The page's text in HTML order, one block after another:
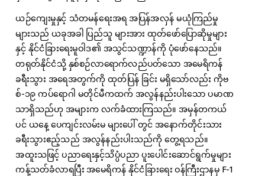
ယဉ်ကျေးမှုနှင့် သံတမန်ရေးအရ အပြန်အလှန် မယုံကြည်မှု
များသည် ယခုအခါ ပြည်သူ များအား ထုတ်ဖော်ပြောဆိုမှုများ
နှင့် နိုင်ငံခြားရေးမူဝါဒ၏ အသွင်သဏ္ဍာန်ကို ပုံဖော်နေသည်။
တရုတ်နိုင်ငံသို့ နှစ်စဉ်လာရောက်လည်ပတ်သော အမေရိကန်
ခရီးသွား အရေအတွက်ကို ထုတ်ပြန် ခြင်း မရှိသော်လည်း ကိုဗ
စ်-၁၉ ကပ်ရောဂါ မတိုင်မီကထက် အလွန်နည်းပါးသော ပမာဏ
သာရှိသည်ဟု အများက လက်ခံထားကြသည်။ အမှန်တကယ်
ပင် ယနေ့ ပေကျင်းလမ်းမ များပေါ် တွင် အနောက်တိုင်းသား
ခရီးသွားဧည့်သည် အလွန်နည်းပါးသည်ကို တွေ့ရသည်။
အထူးသဖြင့် ပညာရေးနှင့်သိပ္ပံပညာ ပူးပေါင်းဆောင်ရွက်မှုများ
ကန့်သတ်ခံလာရပြီး အမေရိကန် နိုင်ငံခြားရေး ဝန်ကြီးဌာနမှ F-1